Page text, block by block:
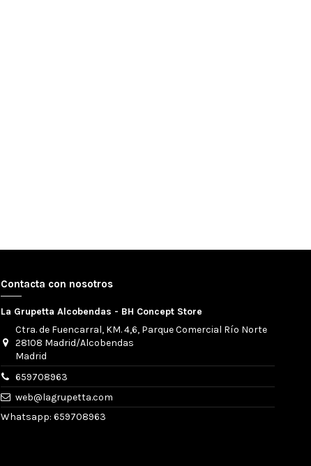
Contacta con nosotros
La Grupetta Alcobendas - BH Concept Store
Ctra. de Fuencarral, KM. 4,6, Parque Comercial Río Norte
28108 Madrid/Alcobendas
Madrid
659708963
web@lagrupetta.com
Whatsapp: 659708963